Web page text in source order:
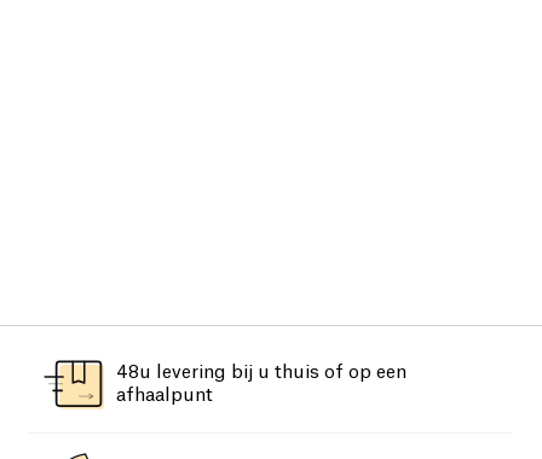
48u levering bij u thuis of op een
afhaalpunt